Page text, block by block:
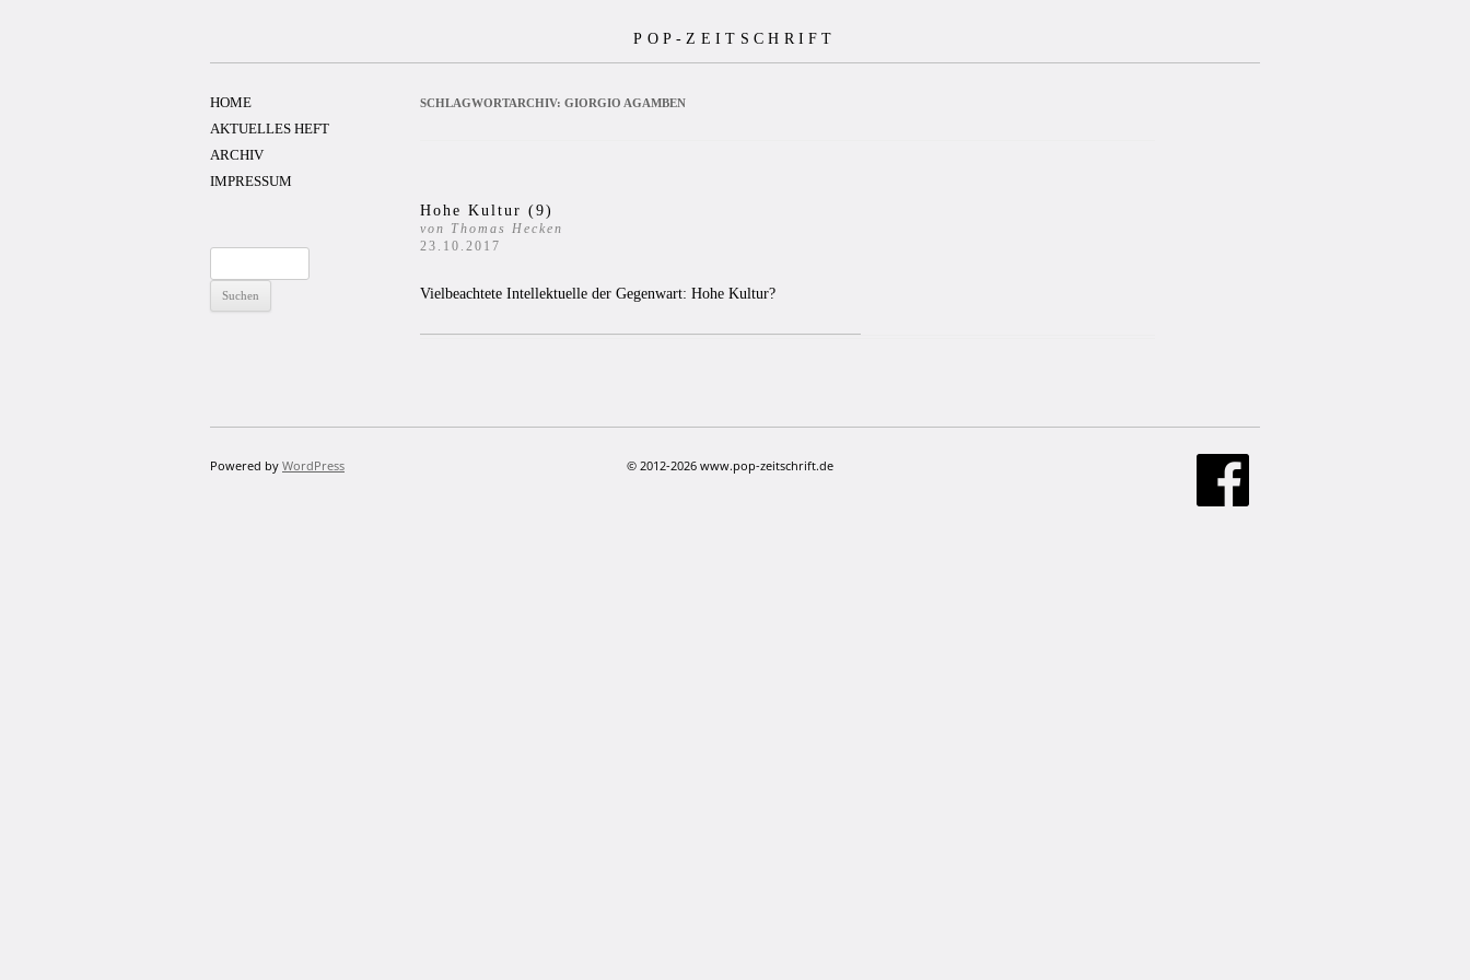
POP-ZEITSCHRIFT
SCHLAGWORTARCHIV: GIORGIO AGAMBEN
Hohe Kultur (9)
von Thomas Hecken
23.10.2017
Vielbeachtete Intellektuelle der Gegenwart: Hohe Kultur?
HOME
AKTUELLES HEFT
ARCHIV
IMPRESSUM
nach:
Powered by WordPress © 2012-2026 www.pop-zeitschrift.de